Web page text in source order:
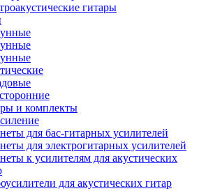
гитары
и комплекты
для бас-гитарных усилителей
для электрогитарных усилителей
к усилителям для акустических
для акустических гитар